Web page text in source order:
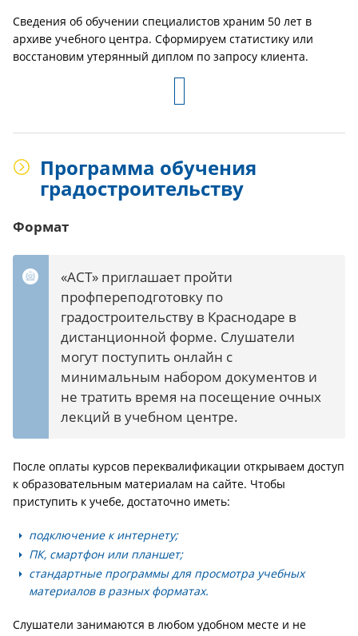
Сведения об обучении специалистов храним 50 лет в
архиве учебного центра. Сформируем статистику или
восстановим утерянный диплом по запросу клиента.
Программа обучения
градостроительству
Формат
«АСТ» приглашает пройти
профпереподготовку по
градостроительству в Краснодаре в
дистанционной форме. Слушатели
могут поступить онлайн с
минимальным набором документов и
не тратить время на посещение очных
лекций в учебном центре.
После оплаты курсов переквалификации открываем доступ
к образовательным материалам на сайте. Чтобы
приступить к учебе, достаточно иметь:
подключение к интернету;
ПК, смартфон или планшет;
стандартные программы для просмотра учебных
материалов в разных форматах.
Слушатели занимаются в любом удобном месте и не